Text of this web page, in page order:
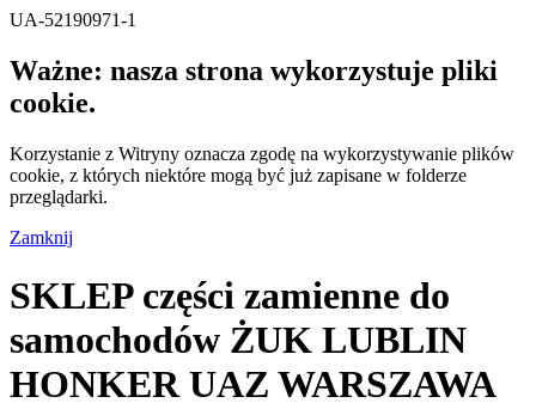
UA-52190971-1
Ważne: nasza strona wykorzystuje pliki
cookie.
Korzystanie z Witryny oznacza zgodę na wykorzystywanie plików
cookie, z których niektóre mogą być już zapisane w folderze
przeglądarki.
Zamknij
SKLEP części zamienne do
samochodów ŻUK LUBLIN
HONKER UAZ WARSZAWA